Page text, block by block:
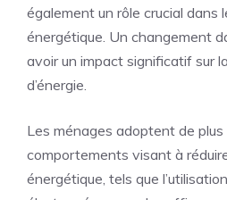
également un rôle crucial dans
énergétique. Un changement
avoir un impact significatif sur
d’énergie.
Les ménages adoptent de plus
comportements visant à
énergétique, tels que